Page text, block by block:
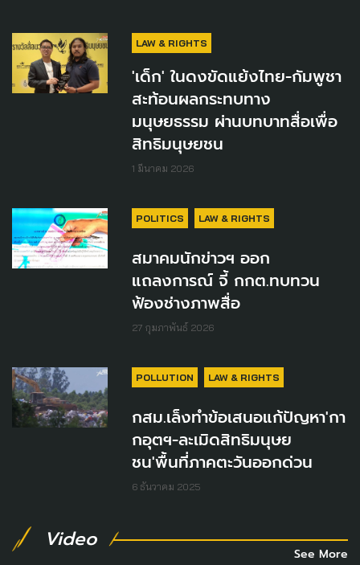
LAW & RIGHTS
'เด็ก' ในดงขัดแย้งไทย-กัมพูชา
สะท้อนผลกระทบทาง
มนุษยธรรม ผ่านบทบาทสื่อเพื่อ
สิทธิมนุษยชน
1 มีนาคม 2026
POLITICS LAW & RIGHTS
สมาคมนักข่าวฯ ออก
แถลงการณ์ จี้ กกต.ทบทวน
ฟ้องช่างภาพสื่อ
27 กุมภาพันธ์ 2026
POLLUTION LAW & RIGHTS
กสม.เล็งทำข้อเสนอแก้ปัญหา'กา
กอุตฯ-ละเมิดสิทธิมนุษย
ชน'พื้นที่ภาคตะวันออกด่วน
6 ธันวาคม 2025
Video
See More